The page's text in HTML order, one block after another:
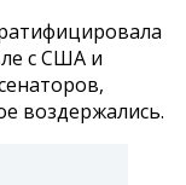
с США и
воздержались.